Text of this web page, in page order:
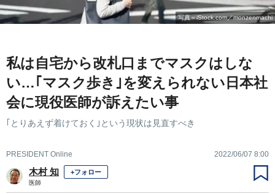
写真＝iStock.com／monzenmachi
私は自宅から改札口までマスクはしな
い…｢マスク歩き｣を変えられない日本社
会に現役医師が訴えたい事
｢とりあえず着けておく｣という現状は見直すべき
PRESIDENT Online 2022/06/07 8:00
木村 知 +フォロー
医師